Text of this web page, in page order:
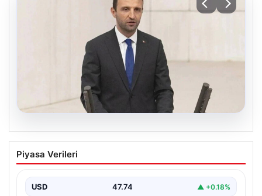
07.08.2026
AKP’li isimden skandal sözler! Barınma
sorunundan gençleri sorumlu tuttu
Sorunu ve Gençlerin Sorumluluğu Üzerine Tartışmalar",
"content":…
Piyasa Verileri
USD 47.74 ▲ +0.18%